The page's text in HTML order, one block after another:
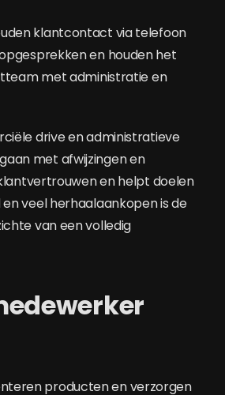
klantcontact via telefoon
en houden het
met administratie en
drive en administratieve
met afwijzingen en
en helpt doelen
veel herhaalaankopen is de
van een volledig
producten en verzorgen